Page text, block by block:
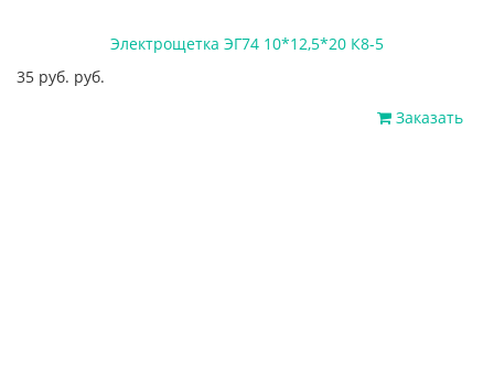
Электрощетка ЭГ74 10*12,5*20 К8-5
35 руб. руб.
Заказать